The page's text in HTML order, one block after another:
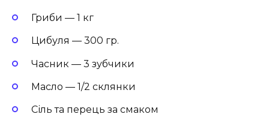
Гриби — 1 кг
Цибуля — 300 гр.
Часник — 3 зубчики
Масло — 1/2 склянки
Сіль та перець за смаком